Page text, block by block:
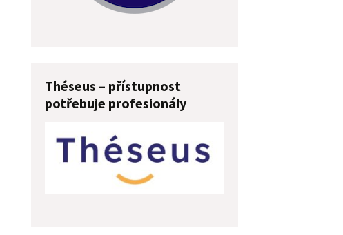
Théseus – přístupnost
potřebuje profesionály